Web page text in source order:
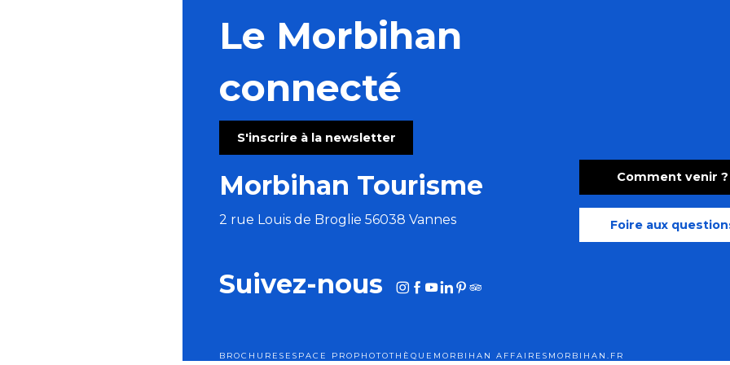
Le Morbihan
connecté
S'inscrire à la newsletter
Morbihan Tourisme
2 rue Louis de Broglie 56038 Vannes
Comment venir ?
Foire aux
Suivez-nous
BROCHURES ESPACE PRO PHOTOTHÈQUE MORBIHAN AFFAIRES MORBIHAN.FR